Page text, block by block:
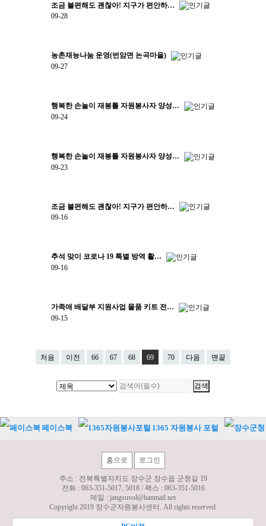
조금 불편해도 괜찮아! 지구가 편안하…
09-28
농촌재능나눔 운영(번암면 논곡마을)
09-27
행복한 손놀이 재봉틀 자원봉사자 양성…
09-24
행복한 손놀이 재봉틀 자원봉사자 양성…
09-23
조금 불편해도 괜찮아! 지구가 편안하…
09-16
추석 맞이 코로나 19 특별 방역 활…
09-16
가족애 배달부 지원사업 물품 키트 전…
09-15
처음 이전 66 67 68 69 70 다음 맨끝
페이스북 1365 자원봉사 포털
홈으로 로그인
주소 : 전북특별자치도 장수군 장수읍 군청길 19
전화 : 063-351-5017, 5018/ 팩스 : 063-351-5016
메일 : jangsuvol@hanmail.net
Copyright 2019 장수군자원봉사센터. All rights reserved.